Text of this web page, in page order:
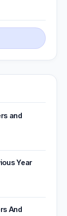
and
Year
And